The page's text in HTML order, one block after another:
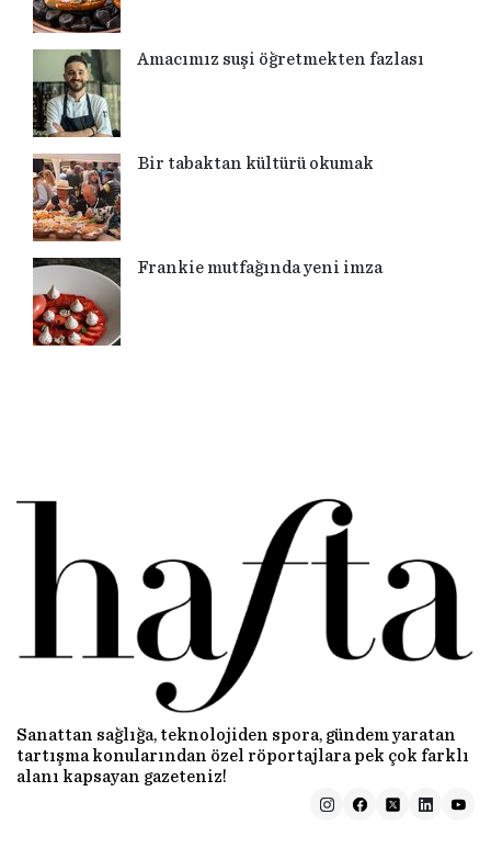
Amacımız suşi öğretmekten fazlası
Bir tabaktan kültürü okumak
Frankie mutfağında yeni imza
Sanattan sağlığa, teknolojiden spora, gündem yaratan
tartışma konularından özel röportajlara pek çok farklı
alanı kapsayan gazeteniz!